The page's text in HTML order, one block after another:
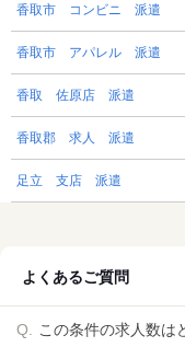
香取市 コンビニ 派遣
香取市 アパレル 派遣
香取 佐原店 派遣
香取郡 求人 派遣
足立 支店 派遣
よくあるご質問
この条件の求人数は